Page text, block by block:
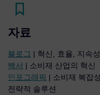
자료
블로그 | 혁신, 효율, 지속
백서 | 소비재 산업의 혁신
인포그래픽 | 소비재 복잡
전략적 솔루션